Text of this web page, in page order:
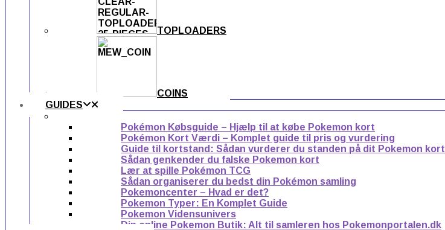
TOPLOADERS
COINS
GUIDES
Pokémon Købsguide – Hjælp til at købe Pokemon kort
Pokémon Kort Værdi – Komplet guide til pris og vurdering
Guide til kortstand: Sådan vurderer du standen på dit Pokemon kort
Sådan genkender du falske Pokemon kort
Lær at spille Pokémon TCG
Sådan organiserer du bedst din Pokémon samling
Pokemoncenter – Hvad er det?
Pokemon Typer: En Komplet Guide
Pokemon Vidensunivers
Din online Pokemon Butik: Alt til samleren hos Pokemonportalen.dk